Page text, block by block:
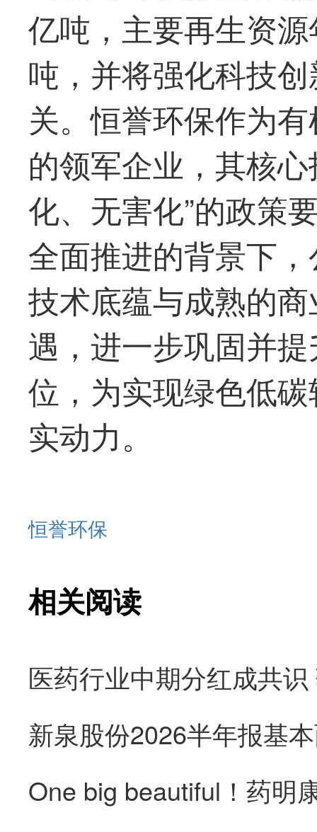
亿吨，主要再生资
吨，并将强化科技
关。恒誉环保作为
的领军企业，其核
化、无害化”的政策
全面推进的背景下
技术底蕴与成熟的
遇，进一步巩固并
位，为实现绿色低
实动力。
恒誉环保
相关阅读
医药行业中期分红成共